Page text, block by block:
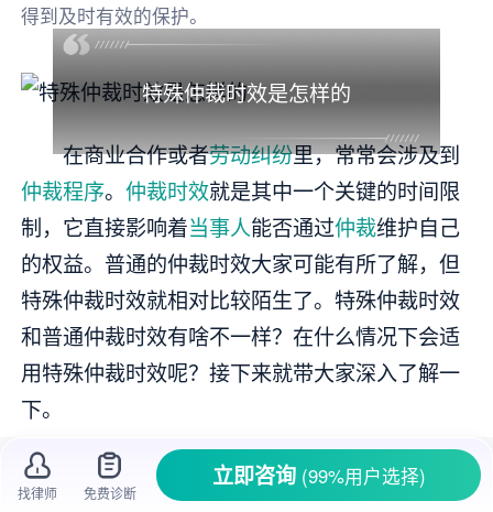
得到及时有效的保护。
特殊仲裁时效是怎样的
在商业合作或者劳动纠纷里，常常会涉及到
仲裁程序。仲裁时效就是其中一个关键的时间限
制，它直接影响着当事人能否通过仲裁维护自己
的权益。普通的仲裁时效大家可能有所了解，但
特殊仲裁时效就相对比较陌生了。特殊仲裁时效
和普通仲裁时效有啥不一样？在什么情况下会适
用特殊仲裁时效呢？接下来就带大家深入了解一
下。
一、特殊仲裁时效的定义和特点
找律师 免费诊断
立即咨询 (99%用户选择)